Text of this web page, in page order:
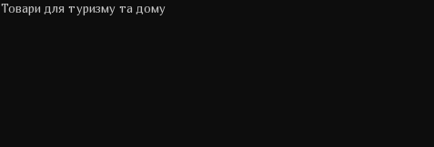
Товари для туризму та дому